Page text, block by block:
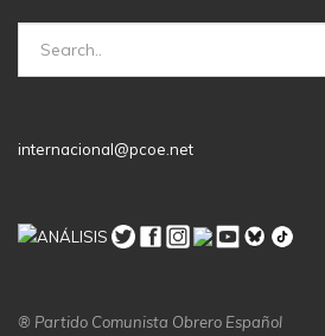
internacional@pcoe.net
® Partido Comunista Obrero Español